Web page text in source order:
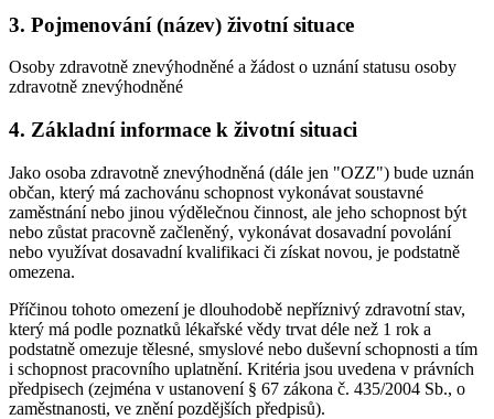
3. Pojmenování (název) životní situace
Osoby zdravotně znevýhodněné a žádost o uznání statusu osoby
zdravotně znevýhodněné
4. Základní informace k životní situaci
Jako osoba zdravotně znevýhodněná (dále jen "OZZ") bude uznán
občan, který má zachovánu schopnost vykonávat soustavné
zaměstnání nebo jinou výdělečnou činnost, ale jeho schopnost být
nebo zůstat pracovně začleněný, vykonávat dosavadní povolání
nebo využívat dosavadní kvalifikaci či získat novou, je podstatně
omezena.
Příčinou tohoto omezení je dlouhodobě nepříznivý zdravotní stav,
který má podle poznatků lékařské vědy trvat déle než 1 rok a
podstatně omezuje tělesné, smyslové nebo duševní schopnosti a tím
i schopnost pracovního uplatnění. Kritéria jsou uvedena v právních
předpisech (zejména v ustanovení § 67 zákona č. 435/2004 Sb., o
zaměstnanosti, ve znění pozdějších předpisů).